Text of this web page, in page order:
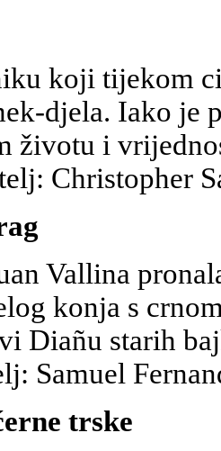
koji tijekom
djela. Iako je
životu i
Christopher
Vallina
konja s
Diañu starih
Samuel
trske